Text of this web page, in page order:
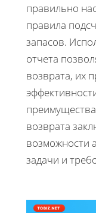
правильно
правила
запасов.
отчета
возврата, их
возврата
возможности
задачи и